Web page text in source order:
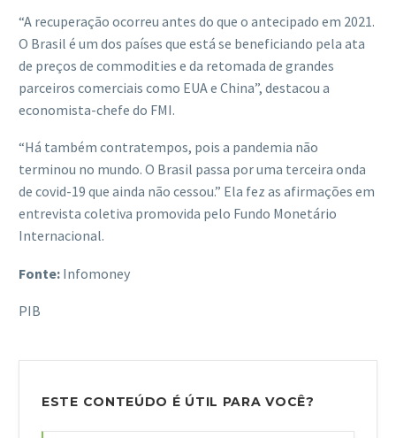
“A recuperação ocorreu antes do que o antecipado em 2021.
O Brasil é um dos países que está se beneficiando pela ata
de preços de commodities e da retomada de grandes
parceiros comerciais como EUA e China”, destacou a
economista-chefe do FMI.
“Há também contratempos, pois a pandemia não
terminou no mundo. O Brasil passa por uma terceira onda
de covid-19 que ainda não cessou.” Ela fez as afirmações em
entrevista coletiva promovida pelo Fundo Monetário
Internacional.
Fonte: Infomoney
PIB
ESTE CONTEÚDO É ÚTIL PARA VOCÊ?